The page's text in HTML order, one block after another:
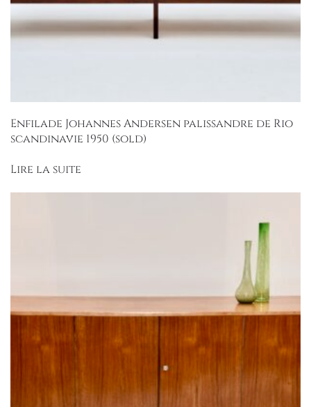
Enfilade Johannes Andersen palissandre de Rio
scandinavie 1950 (sold)
Lire la suite